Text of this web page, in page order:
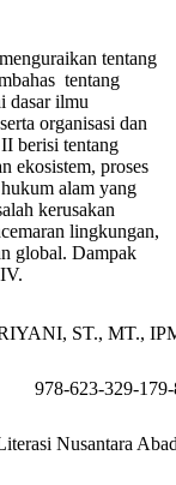
tentang
tentang
dasar ilmu
organisasi dan
berisi tentang
ekosistem, proses
alam yang
kerusakan
lingkungan,
global. Dampak
ST., MT.,
978-623-329-
Nusantara